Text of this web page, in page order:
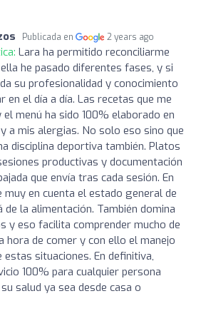
Publicada en 2 years ago
Lara ha permitido reconciliarme
he pasado diferentes fases, y si
su profesionalidad y conocimiento
en el día a día. Las recetas que me
menú ha sido 100% elaborado en
a mis alergias. No solo eso sino que
disciplina deportiva también. Platos
productivas y documentación
que envía tras cada sesión. En
en cuenta el estado general de
la alimentación. También domina
y eso facilita comprender mucho de
hora de comer y con ello el manejo
situaciones. En definitiva,
100% para cualquier persona
salud ya sea desde casa o